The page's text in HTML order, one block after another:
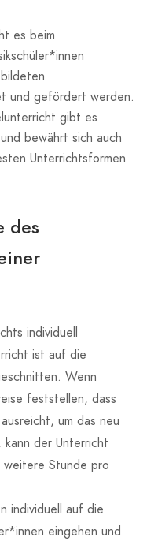
es beim
und gefördert werden.
gibt es
bewährt sich auch
Unterrichtsformen
des
individuell
ist auf die
Wenn
feststellen, dass
um das neu
der Unterricht
Stunde pro
individuell auf die
eingehen und